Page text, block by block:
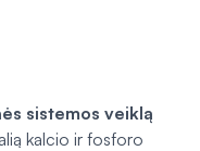
sistemos veiklą
kalcio ir fosforo